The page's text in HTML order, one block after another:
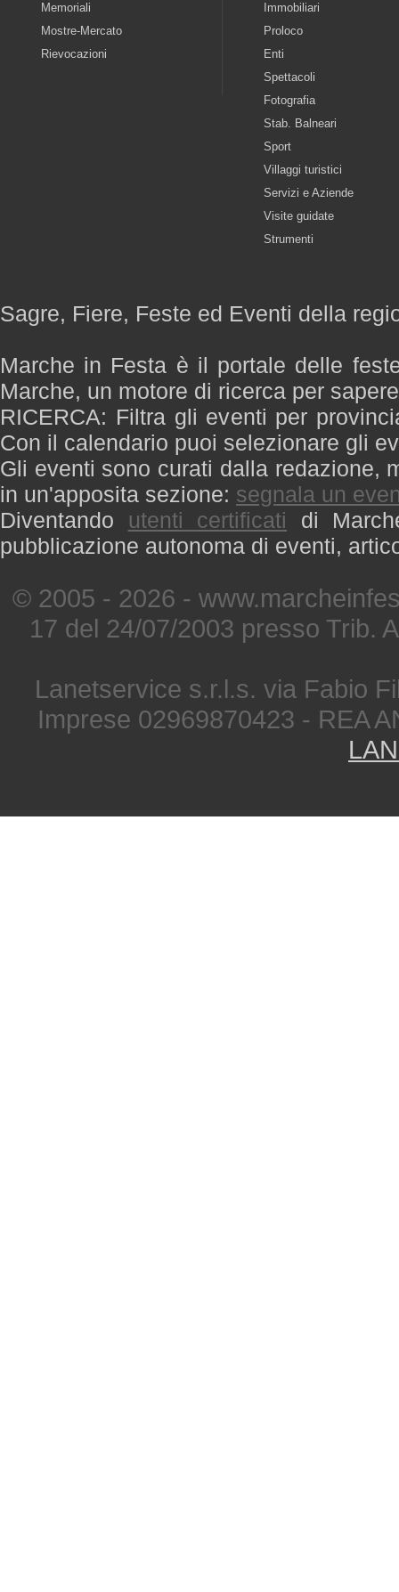
Memoriali
Mostre-Mercato
Rievocazioni
Immobiliari
Proloco
Enti
Spettacoli
Fotografia
Stab. Balneari
Sport
Villaggi turistici
Servizi e Aziende
Visite guidate
Strumenti
Sagre, Fiere, Feste ed Eventi della
Marche in Festa è il portale delle
Marche, un motore di ricerca per
RICERCA: Filtra gli eventi per
Con il calendario puoi selezionare gli
Gli eventi sono curati dalla redazione,
in un'apposita sezione: segnala un
Diventando utenti certificati di
pubblicazione autonoma di eventi,
© 2005 - 2026 -
17 del 24/07/2003 presso Trib.
Lanetservice s.r.l.s. via Fabio
Imprese 02969870423 - REA